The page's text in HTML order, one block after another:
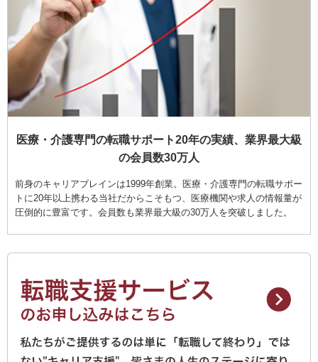
医療・介護専門の転職サポート20年の実績、業界最大級
の会員数30万人
前身のキャリアブレインは1999年創業。医療・介護専門の転職サポー
トに20年以上携わる当社だからこそもつ、医療機関や求人の情報量が
圧倒的に豊富です。会員数も業界最大級の30万人を突破しました。